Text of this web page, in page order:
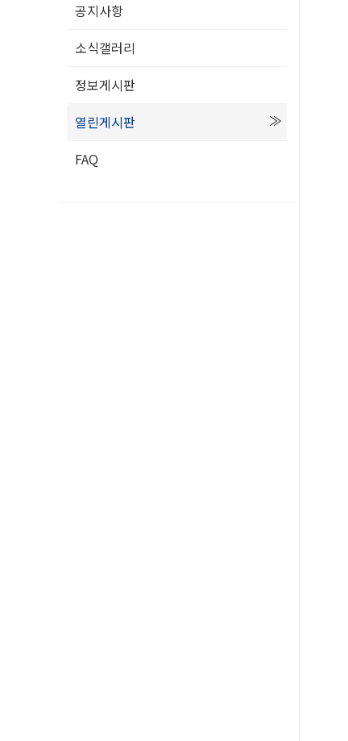
공지사항
소식갤러리
정보게시판
열린게시판
FAQ